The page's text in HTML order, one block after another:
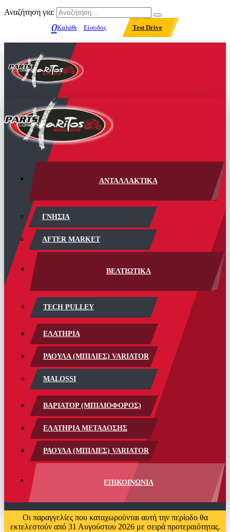
Αναζήτηση για:
0Καλάθι Είσοδος Test Drive
ΑΝΤΑΛΛΑΚΤΙΚΑ
ΓΝΗΣΙΑ
AFTER MARKET
ΒΕΛΤΙΩΤΙΚΑ
TECH PULLEY
ΕΛΑΤΗΡΙΑ
ΡΑΟΥΛΑ (ΜΠΙΛΙΕΣ) VARIATOR
MALOSSI
ΒΑΡΙΑΤΟΡ (ΜΠΙΛΙΟΦΟΡΟΣ)
ΕΛΑΤΗΡΙΑ ΜΕΤΑΔΟΣΗΣ
ΡΑΟΥΛΑ (ΜΠΙΛΙΕΣ) VARIATOR
ΕΠΙΚΟΙΝΩΝΙΑ
Οι παραγγελίες που καταχωρούνται αυτή την περίοδο θα
εκτελεστούν από 31 Αυγούστου 2026 με σειρά προτεραιότητας.